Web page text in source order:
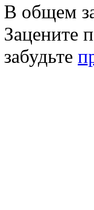
В общем
Зацените
забудьте